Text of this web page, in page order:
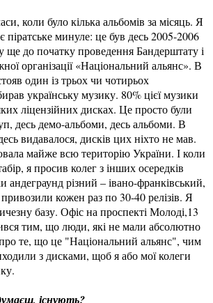
коли було кілька альбомів за місяць. Я
минуле: це був десь 2005-2006
до початку проведення Бандерштату і
організації «Національний альянс». В
один із трьох чи чотирьох
українську музику. 80% цієї музики
ліцензійних дисках. Це просто були
десь демо-альбоми, десь альбоми. В
видавалося, дисків цих ніхто не мав.
майже всю територію України. І коли
я просив колег з інших осередків
андеграунд різний – івано-франківський,
кожен раз по 30-40 релізів. Я
базу. Офіс на проспекті Молоді,13
тим, що люди, які не мали абсолютно
те, що це "Національний альянс", чим
з дисками, щоб я або мої колеги
існують?